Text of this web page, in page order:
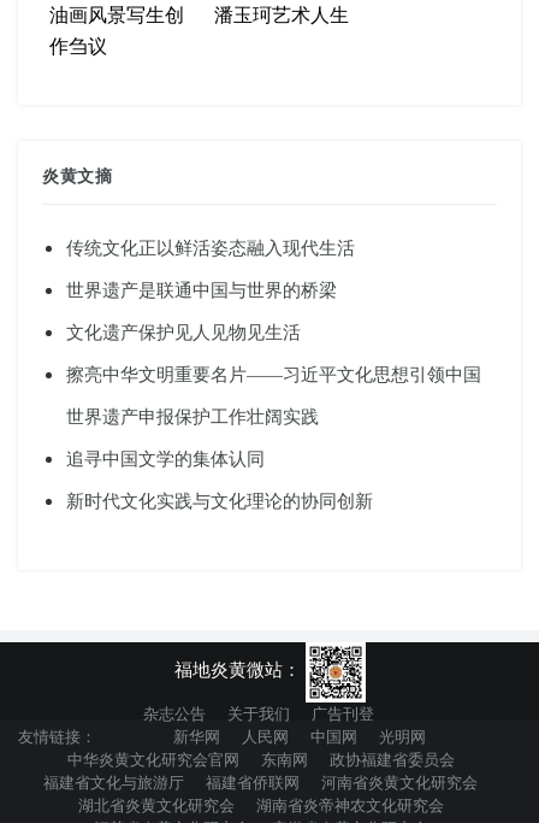
油画风景写生创
作刍议
潘玉珂艺术人生
炎黄文摘
传统文化正以鲜活姿态融入现代生活
世界遗产是联通中国与世界的桥梁
文化遗产保护见人见物见生活
擦亮中华文明重要名片——习近平文化思想引领中国
世界遗产申报保护工作壮阔实践
追寻中国文学的集体认同
新时代文化实践与文化理论的协同创新
福地炎黄微站：
杂志公告 关于我们
广告刊登
友情链接：
新华网 人民网 中国网
光明网
中华炎黄文化研究会官网
东南网
政协福建省委员会
福建省文化与旅游厅
福建省侨联网
河南省炎黄文化研究会
湖北省炎黄文化研究会
湖南省炎帝神农文化研究会